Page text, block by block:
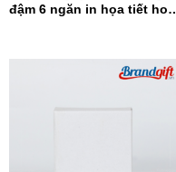
đậm 6 ngăn in họa tiết hoa